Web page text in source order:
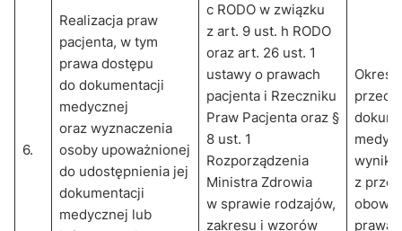
6.
Realizacja praw
pacjenta, w tym
prawa dostępu
do dokumentacji
medycznej
oraz wyznaczenia
osoby upoważnionej
do udostępnienia jej
dokumentacji
medycznej lub
c RODO w związku
z art. 9 ust. h RODO
oraz art. 26 ust. 1
ustawy o prawach
pacjenta i Rzeczniku
Praw Pacjenta oraz §
8 ust. 1
Rozporządzenia
Ministra Zdrowia
w sprawie rodzajów,
zakresu i wzorów
Okres
z
prawa